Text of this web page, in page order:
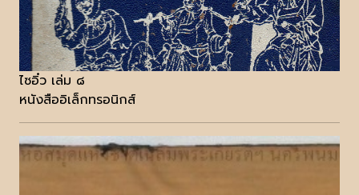
ไซอิ๋ว เล่ม ๘
หนังสืออิเล็กทรอนิกส์